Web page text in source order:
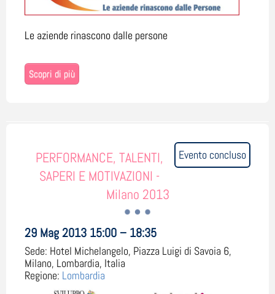
Le aziende rinascono dalle persone
Scopri di più
Evento concluso
PERFORMANCE, TALENTI,
SAPERI E MOTIVAZIONI -
Milano 2013
29 Mag 2013 15:00 – 18:35
Sede: Hotel Michelangelo, Piazza Luigi di Savoia 6,
Milano, Lombardia, Italia
Regione: Lombardia